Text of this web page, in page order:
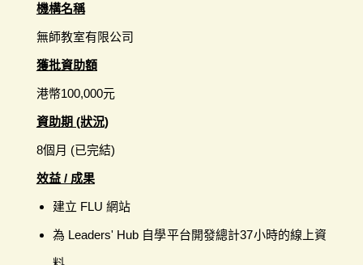
機構名稱
無師教室有限公司
獲批資助額
港幣100,000元
資助期 (狀況)
8個月 (已完結)
效益 / 成果
建立 FLU 網站
為 Leaders' Hub 自學平台開發總計37小時的線上資